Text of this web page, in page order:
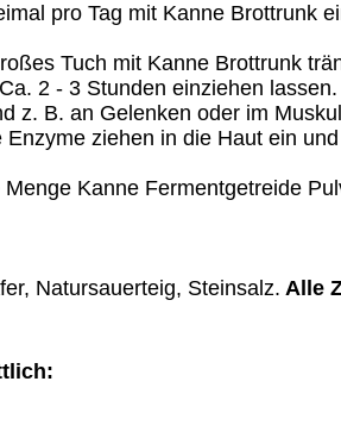
pro Tag mit Kanne Brottrunk
Tuch mit Kanne Brottrunk
2 - 3 Stunden einziehen lassen.
z. B. an Gelenken oder im
ziehen in die Haut ein
Kanne Fermentgetreide
Natursauerteig, Steinsalz. Alle